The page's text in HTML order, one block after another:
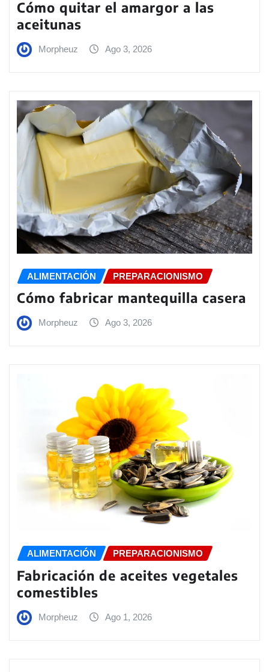
Cómo quitar el amargor a las
aceitunas
Morpheuz Ago 3, 2026
ALIMENTACIÓN PREPARACIONISMO
Cómo fabricar mantequilla casera
Morpheuz Ago 3, 2026
ALIMENTACIÓN PREPARACIONISMO
Fabricación de aceites vegetales
comestibles
Morpheuz Ago 1, 2026